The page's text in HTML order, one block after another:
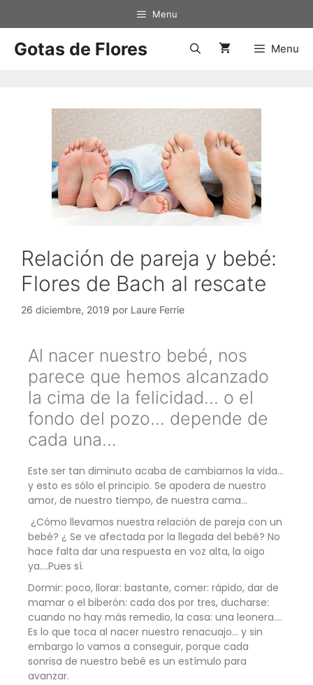
Menu
Gotas de Flores Menu
Relación de pareja y bebé:
Flores de Bach al rescate
26 diciembre, 2019 por Laure Ferrie
Al nacer nuestro bebé, nos
parece que hemos alcanzado
la cima de la felicidad… o el
fondo del pozo… depende de
cada una…
Este ser tan diminuto acaba de cambiarnos la vida…
y esto es sólo el principio. Se apodera de nuestro
amor, de nuestro tiempo, de nuestra cama…
¿Cómo llevamos nuestra relación de pareja con un
bebé? ¿ Se ve afectada por la llegada del bebé? No
hace falta dar una respuesta en voz alta, la oigo
ya….Pues sí.
Dormir: poco, llorar: bastante, comer: rápido, dar de
mamar o el biberón: cada dos por tres, ducharse:
cuando no hay más remedio, la casa: una leonera….
Es lo que toca al nacer nuestro renacuajo… y sin
embargo lo vamos a conseguir, porque cada
sonrisa de nuestro bebé es un estímulo para
avanzar.